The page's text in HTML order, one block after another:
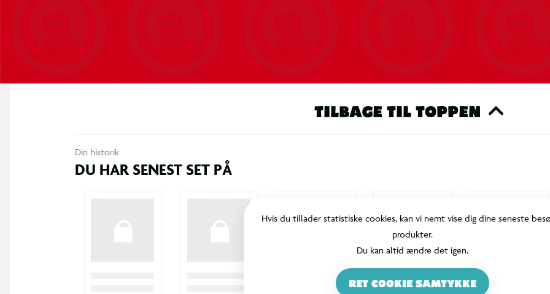
TILBAGE TIL TOPPEN
Din historik
DU HAR SENEST SET PÅ
Hvis du tillader statistiske cookies, kan vi nemt vise dig dine seneste
produkter.
Du kan altid ændre det igen.
RET COOKIE SAMTYKKE